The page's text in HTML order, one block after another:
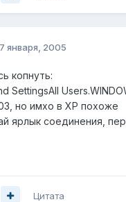
января, 2005
копнуть:
SettingsAll
но имхо в ХР похоже
ярлык соединения,
Цитата